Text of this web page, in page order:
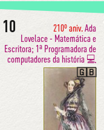
10 210º aniv.Ada
Lovelace - Matemática e
Escritora; 1ª Programadora de
computadores da história 💻
🇬🇧